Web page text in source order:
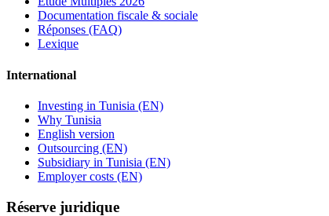
Documentation fiscale & sociale
Réponses (FAQ)
Lexique
International
Investing in Tunisia (EN)
Why Tunisia
English version
Outsourcing (EN)
Subsidiary in Tunisia (EN)
Employer costs (EN)
Réserve juridique